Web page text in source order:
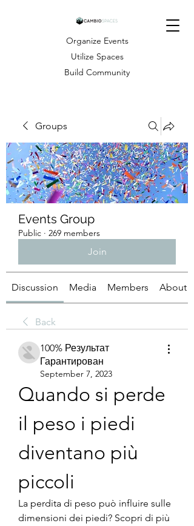
Organize Events
Utilize Spaces
Build Community
Groups
Events Group
Public · 269 members
Join
Discussion Media Members About
Back
100% Результат
Гарантирован
September 7, 2023
Quando si perde
il peso i piedi
diventano più
piccoli
La perdita di peso può influire sulle
dimensioni dei piedi? Scopri di più